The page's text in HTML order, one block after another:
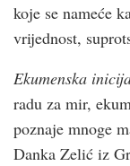
koje se nameće
vrijednost,
Ekumenska
radu za mir,
poznaje mnoge
Danka Zelić iz